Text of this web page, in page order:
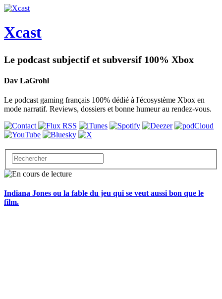
Xcast
Le podcast subjectif et subversif 100% Xbox
Dav LaGrohl
Le podcast gaming français 100% dédié à l'écosystème Xbox en
mode narratif. Reviews, dossiers et bonne humeur au rendez-vous.
Indiana Jones ou la fable du jeu qui se veut aussi bon que le
film.